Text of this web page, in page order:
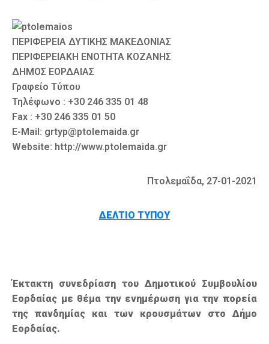
ΠΕΡΙΦΕΡΕΙΑ ΔΥΤΙΚΗΣ ΜΑΚΕΔΟΝΙΑΣ
ΠΕΡΙΦΕΡΕΙΑΚΗ ΕΝΟΤΗΤΑ ΚΟΖΑΝΗΣ
ΔΗΜΟΣ ΕΟΡΔΑΙΑΣ
Γραφείο Τύπου
Τηλέφωνο : +30 246 335 01 48
Fax : +30 246 335 01 50
E-Mail: grtyp@ptolemaida.gr
Website: http://www.ptolemaida.gr
Πτολεμαΐδα, 27-01-2021
ΔΕΛΤΙΟ ΤΥΠΟΥ
Έκτακτη συνεδρίαση του Δημοτικού Συμβουλίου
Εορδαίας με θέμα την ενημέρωση για την πορεία
της πανδημίας και των κρουσμάτων στο Δήμο
Εορδαίας.